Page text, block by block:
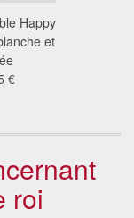
Happy
et
€
roi